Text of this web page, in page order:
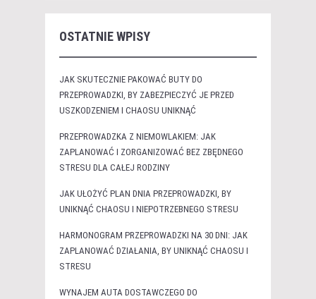
OSTATNIE WPISY
JAK SKUTECZNIE PAKOWAĆ BUTY DO
PRZEPROWADZKI, BY ZABEZPIECZYĆ JE PRZED
USZKODZENIEM I CHAOSU UNIKNĄĆ
PRZEPROWADZKA Z NIEMOWLAKIEM: JAK
ZAPLANOWAĆ I ZORGANIZOWAĆ BEZ ZBĘDNEGO
STRESU DLA CAŁEJ RODZINY
JAK UŁOŻYĆ PLAN DNIA PRZEPROWADZKI, BY
UNIKNĄĆ CHAOSU I NIEPOTRZEBNEGO STRESU
HARMONOGRAM PRZEPROWADZKI NA 30 DNI: JAK
ZAPLANOWAĆ DZIAŁANIA, BY UNIKNĄĆ CHAOSU I
STRESU
WYNAJEM AUTA DOSTAWCZEGO DO